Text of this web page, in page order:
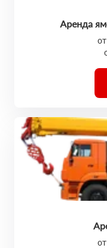
Аренда